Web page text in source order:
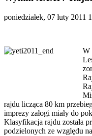
poniedziałek, 07 luty 2011
W
rajdu licząca 80 km
imprezy załogi miały do
Klasyfikacja rajdu została
podzielonych ze względu